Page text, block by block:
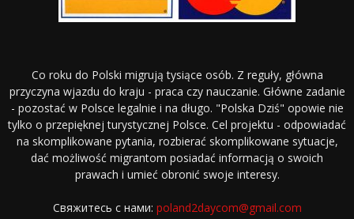
Co roku do Polski migrują tysiące osób. Z reguły, główna
przyczyna wjazdu do kraju - praca czy nauczanie. Główne zadanie
- pozostać w Polsce legalnie i na długo. "Polska Dziś" opowie nie
tylko o przepięknej turystycznej Polsce. Cel projektu - odpowiadać
na skomplikowane pytania, rozbierać skomplikowane sytuacje,
dać możliwość migrantom posiadać informacją o swoich
prawach i umieć obronić swoje interesy.
Свяжитесь с нами: poland2daycom@gmail.com